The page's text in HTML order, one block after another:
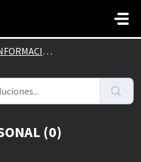
GENERAL POSTVENTA
(0)